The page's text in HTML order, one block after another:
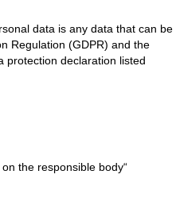
data is any data that can be
Regulation (GDPR) and the
protection declaration listed
the responsible body“